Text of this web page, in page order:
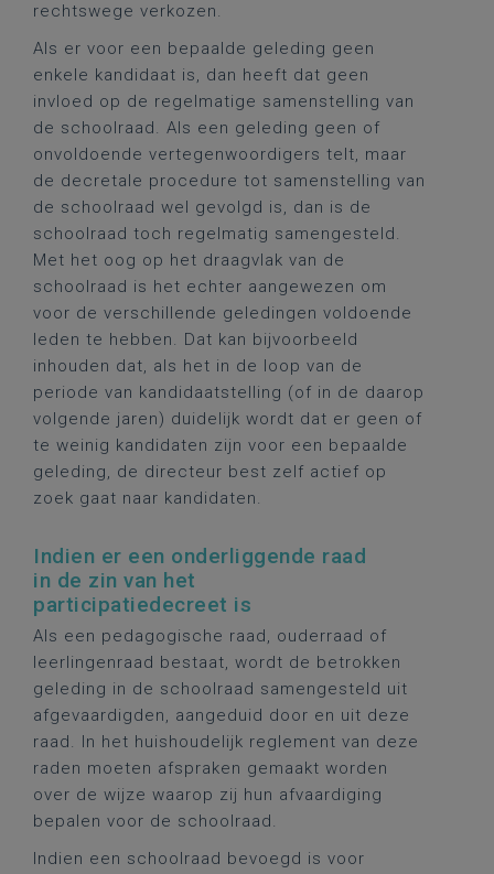
rechtswege verkozen.
Als er voor een bepaalde geleding geen
enkele kandidaat is, dan heeft dat geen
invloed op de regelmatige samenstelling van
de schoolraad. Als een geleding geen of
onvoldoende vertegenwoordigers telt, maar
de decretale procedure tot samenstelling van
de schoolraad wel gevolgd is, dan is de
schoolraad toch regelmatig samengesteld.
Met het oog op het draagvlak van de
schoolraad is het echter aangewezen om
voor de verschillende geledingen voldoende
leden te hebben. Dat kan bijvoorbeeld
inhouden dat, als het in de loop van de
periode van kandidaatstelling (of in de daarop
volgende jaren) duidelijk wordt dat er geen of
te weinig kandidaten zijn voor een bepaalde
geleding, de directeur best zelf actief op
zoek gaat naar kandidaten.
Indien er een onderliggende raad
in de zin van het
participatiedecreet is
Als een pedagogische raad, ouderraad of
leerlingenraad bestaat, wordt de betrokken
geleding in de schoolraad samengesteld uit
afgevaardigden, aangeduid door en uit deze
raad. In het huishoudelijk reglement van deze
raden moeten afspraken gemaakt worden
over de wijze waarop zij hun afvaardiging
bepalen voor de schoolraad.
Indien een schoolraad bevoegd is voor